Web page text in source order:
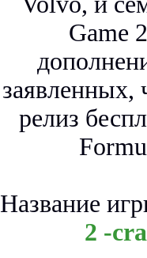
Game
заявленных,
релиз
Название
2 -